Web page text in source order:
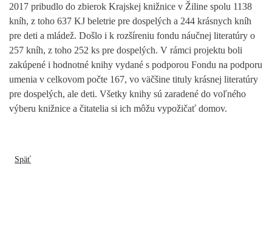
2017 pribudlo do zbierok Krajskej knižnice v Žiline spolu 1138
kníh, z toho 637 KJ beletrie pre dospelých a 244 krásnych kníh
pre deti a mládež. Došlo i k rozšíreniu fondu náučnej literatúry o
257 kníh, z toho 252 ks pre dospelých. V rámci projektu boli
zakúpené i hodnotné knihy vydané s podporou Fondu na podporu
umenia v celkovom počte 167, vo väčšine tituly krásnej literatúry
pre dospelých, ale deti. Všetky knihy sú zaradené do voľného
výberu knižnice a čitatelia si ich môžu vypožičať domov.
Späť